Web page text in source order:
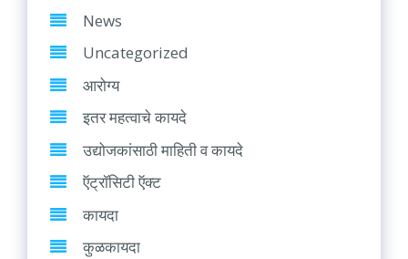
News
Uncategorized
आरोग्य
इतर महत्वाचे कायदे
उद्योजकांसाठी माहिती व कायदे
ऍट्रॉसिटी ऍक्ट
कायदा
कुळकायदा